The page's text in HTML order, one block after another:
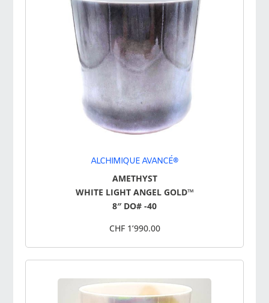
ALCHIMIQUE AVANCÉ®
AMETHYST
WHITE LIGHT ANGEL GOLD™
8″ DO# -40
CHF 1’990.00